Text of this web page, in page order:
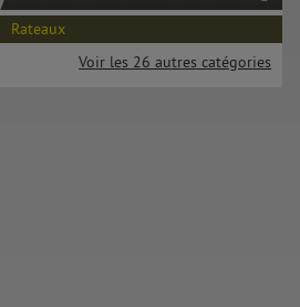
Rateaux
Voir les 26 autres catégories